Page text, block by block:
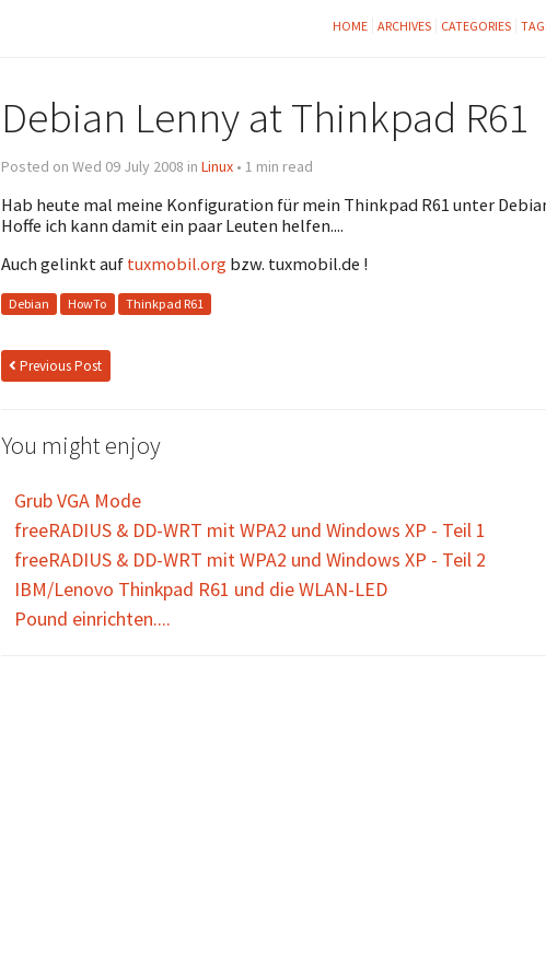
HOME ARCHIVES CATEGORIES
Debian Lenny at Thinkpad R61
Posted on Wed 09 July 2008 in Linux• 1 min read
Hab heute mal meine Konfiguration für mein Thinkpad R61 unter
Hoffe ich kann damit ein paar Leuten helfen....
Auch gelinkt auf tuxmobil.org bzw. tuxmobil.de !
Debian HowTo Thinkpad R61
Previous Post
You might enjoy
Grub VGA Mode
freeRADIUS & DD-WRT mit WPA2 und Windows XP - Teil 1
freeRADIUS & DD-WRT mit WPA2 und Windows XP - Teil 2
IBM/Lenovo Thinkpad R61 und die WLAN-LED
Pound einrichten....